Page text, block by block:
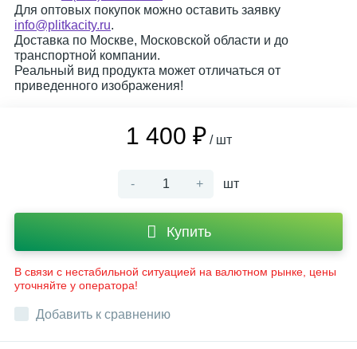
Для оптовых покупок можно оставить заявку
info@plitkacity.ru.
Доставка по Москве, Московской области и до
транспортной компании.
Реальный вид продукта может отличаться от
приведенного изображения!
1 400 ₽ / шт
- + шт
Купить
В связи с нестабильной ситуацией на валютном рынке, цены
уточняйте у оператора!
Добавить к сравнению